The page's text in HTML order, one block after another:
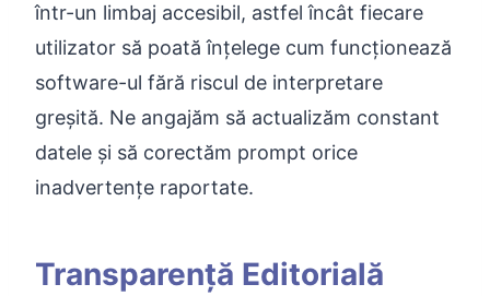
într-un limbaj accesibil, astfel încât fiecare
utilizator să poată înțelege cum funcționează
software-ul fără riscul de interpretare
greșită. Ne angajăm să actualizăm constant
datele și să corectăm prompt orice
inadvertențe raportate.
Transparență Editorială